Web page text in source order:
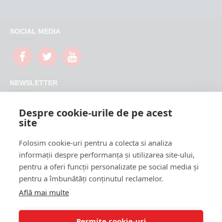
SOCIAL MEDIA
NEWSLETTER
FeederShop
CAPTCHA
Please complete the
captcha validation
below
Despre cookie-urile de pe acest
site
Folosim cookie-uri pentru a colecta si analiza
informații despre performanța și utilizarea site-ului,
pentru a oferi funcții personalizate pe social media și
pentru a îmbunătăți conținutul reclamelor.
Află mai multe